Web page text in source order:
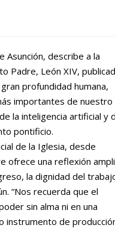
Asunción, describe a la
Padre, León XIV,
profundidad humana,
importantes de nuestro
la inteligencia artificial y
pontificio.
de la Iglesia, desde
ofrece una reflexión
la dignidad del
“Nos recuerda que el
sin alma ni en una
instrumento de